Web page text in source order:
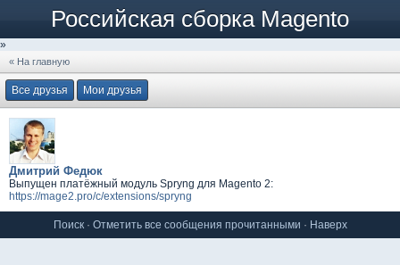
Российская сборка Magento
»
« На главную
Все друзья Мои друзья
Дмитрий Федюк
Выпущен платёжный модуль Spryng для Magento 2:
https://mage2.pro/c/extensions/spryng
Поиск· Отметить все сообщения прочитанными · Наверх